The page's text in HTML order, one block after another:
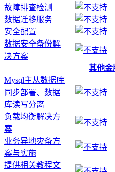
故障排查检测
数据迁移服务
安全配置
数据安全备份解
决方案
其他金
Mysql主从数据库
同步部署、数据
库读写分离
负载均衡解决方
案
业务异地灾备方
案与实施
提供相关教程文